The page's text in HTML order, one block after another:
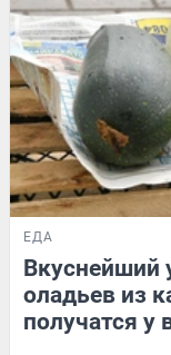
ЕДА
Вкуснейший
оладьев из
получатся у